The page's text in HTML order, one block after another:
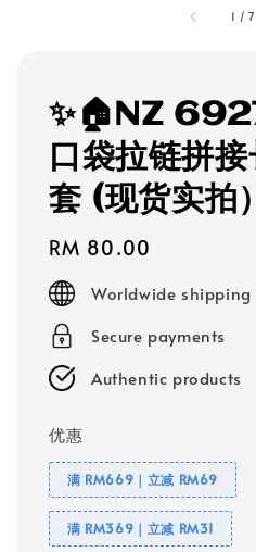
1 /7
✨🏠NZ
口袋拉链拼
套 (现货实拍）
Regular
price
RM 80.00
Worldwide shipping
Secure payments
Authentic products
优惠
满 RM669｜立减 RM69
满 RM369｜立减 RM31